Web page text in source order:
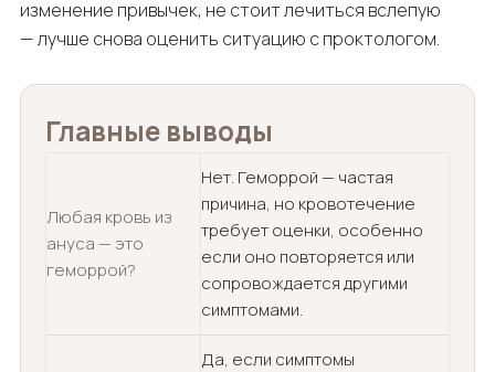
изменение привычек, не стоит лечиться вслепую
— лучше снова оценить ситуацию с проктологом.
Главные выводы
Любая кровь из
ануса — это
геморрой?
Нет. Геморрой — частая
причина, но кровотечение
требует оценки, особенно
если оно повторяется или
сопровождается другими
симптомами.
Да, если симптомы